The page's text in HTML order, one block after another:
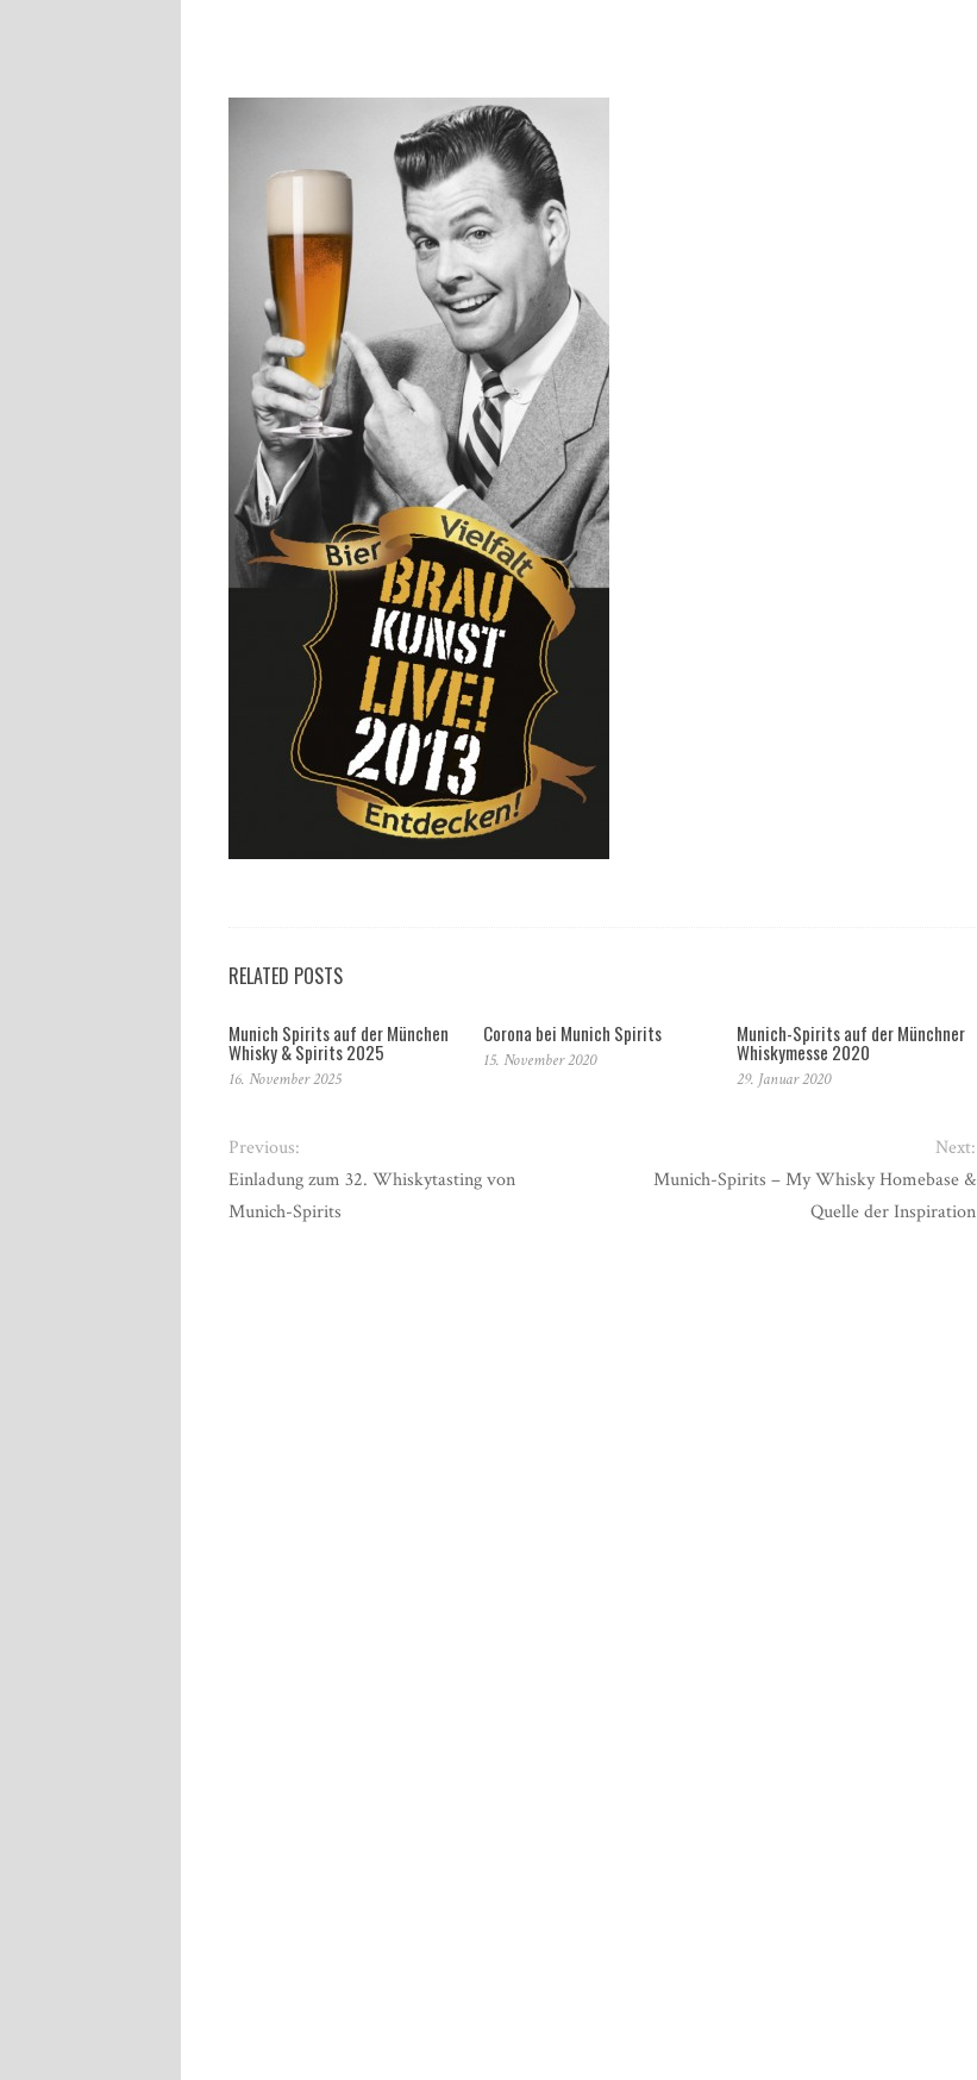
RELATED POSTS
Munich Spirits auf der München
Whisky & Spirits 2025
16. November 2025
Corona bei Munich Spirits
15. November 2020
Munich-Spirits auf der Münchner
Whiskymesse 2020
29. Januar 2020
Previous:
Einladung zum 32. Whiskytasting von
Munich-Spirits
Next:
Munich-Spirits – My Whisky Homebase &
Quelle der Inspiration